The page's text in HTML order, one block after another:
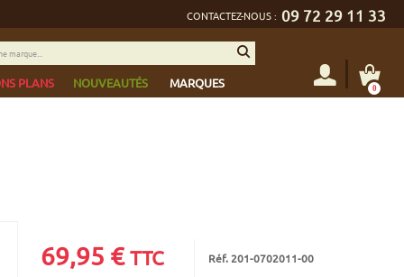
CONTACTEZ-NOUS : 09 72 29 11 33
PLANS NOUVEAUTÉS MARQUES 0
69,95 € TTC Réf. 201-0702011-00